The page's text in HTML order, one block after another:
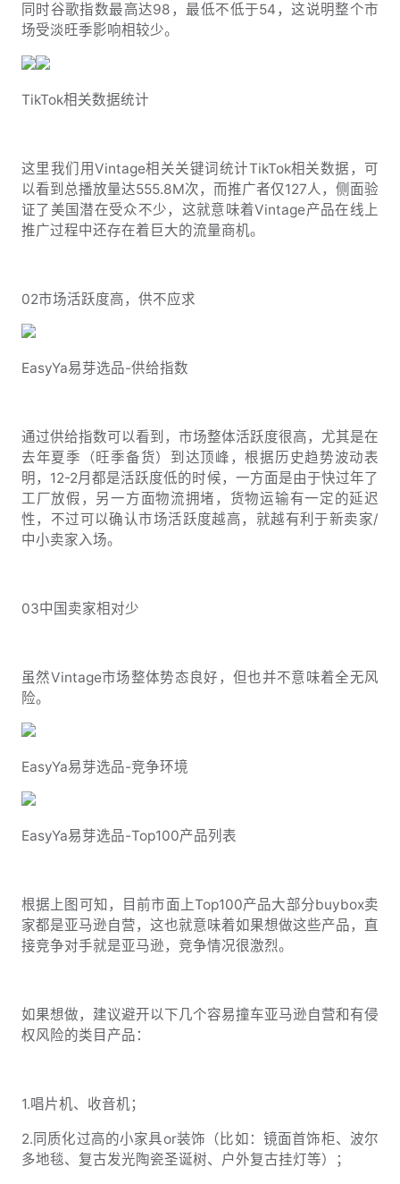
同时谷歌指数最高达98，最低不低于54，这说明整个市
场受淡旺季影响相较少。
TikTok相关数据统计
这里我们用Vintage相关关键词统计TikTok相关数据，可
以看到总播放量达555.8M次，而推广者仅127人，侧面验
证了美国潜在受众不少，这就意味着Vintage产品在线上
推广过程中还存在着巨大的流量商机。
02市场活跃度高，供不应求
EasyYa易芽选品-供给指数
通过供给指数可以看到，市场整体活跃度很高，尤其是在
去年夏季（旺季备货）到达顶峰，根据历史趋势波动表
明，12-2月都是活跃度低的时候，一方面是由于快过年了
工厂放假，另一方面物流拥堵，货物运输有一定的延迟
性，不过可以确认市场活跃度越高，就越有利于新卖家/
中小卖家入场。
03中国卖家相对少
虽然Vintage市场整体势态良好，但也并不意味着全无风
险。
EasyYa易芽选品-竞争环境
EasyYa易芽选品-Top100产品列表
根据上图可知，目前市面上Top100产品大部分buybox卖
家都是亚马逊自营，这也就意味着如果想做这些产品，直
接竞争对手就是亚马逊，竞争情况很激烈。
如果想做，建议避开以下几个容易撞车亚马逊自营和有侵
权风险的类目产品：
1.唱片机、收音机；
2.同质化过高的小家具or装饰（比如：镜面首饰柜、波尔
多地毯、复古发光陶瓷圣诞树、户外复古挂灯等）；